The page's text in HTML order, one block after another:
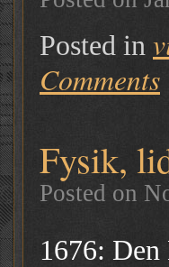
Posted in
Comments
Fysik,
Posted on
1676: